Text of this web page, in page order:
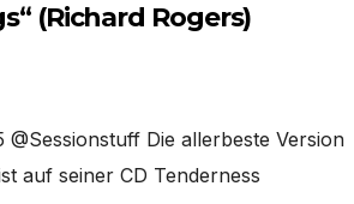
(Richard Rogers)
@Sessionstuff Die allerbeste Version
auf seiner CD Tenderness